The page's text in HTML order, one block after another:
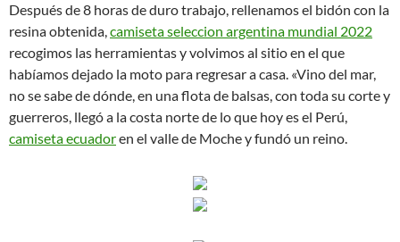
Después de 8 horas de duro trabajo, rellenamos el bidón con la
resina obtenida,camiseta seleccion argentina mundial 2022
recogimos las herramientas y volvimos al sitio en el que
habíamos dejado la moto para regresar a casa. «Vino del mar,
no se sabe de dónde, en una flota de balsas, con toda su corte y
guerreros, llegó a la costa norte de lo que hoy es el Perú,
camiseta ecuadoren el valle de Moche y fundó un reino.